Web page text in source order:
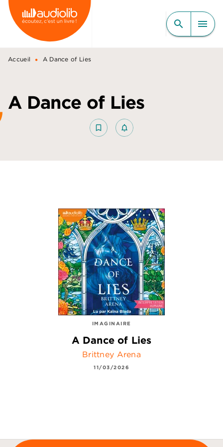
MENU RECHERCHE
CONTENU
PIED DE PAGE
search menu
Accueil • A Dance of Lies
A Dance of Lies
bookmark_border notifications_none_outlined
IMAGINAIRE
A Dance of Lies
Brittney Arena
11/03/2026